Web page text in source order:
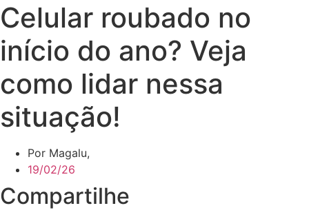
Celular roubado no
início do ano? Veja
como lidar nessa
situação!
Por Magalu,
19/02/26
Compartilhe